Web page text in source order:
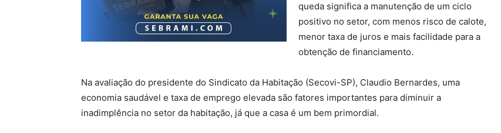
queda significa a manutenção de um ciclo
positivo no setor, com menos risco de calote,
menor taxa de juros e mais facilidade para a
obtenção de financiamento.
Na avaliação do presidente do Sindicato da Habitação (Secovi-SP), Claudio Bernardes, uma
economia saudável e taxa de emprego elevada são fatores importantes para diminuir a
inadimplência no setor da habitação, já que a casa é um bem primordial.